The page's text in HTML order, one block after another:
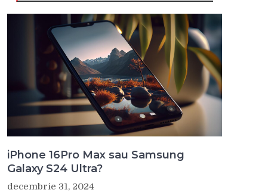
iPhone 16Pro Max sau Samsung
Galaxy S24 Ultra?
decembrie 31, 2024